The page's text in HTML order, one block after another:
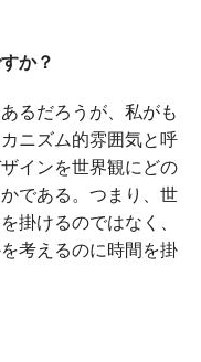
か？
るだろうが、私がも
ニズム的雰囲気と呼
インを世界観にどの
である。つまり、世
掛けるのではなく、
考えるのに時間を掛